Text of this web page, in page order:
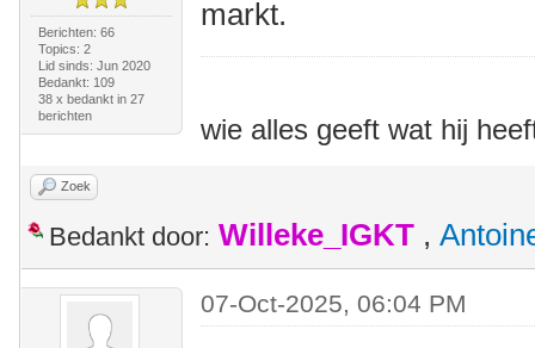
Berichten: 66
Topics: 2
Lid sinds: Jun 2020
Bedankt: 109
38 x bedankt in 27
berichten
markt.
wie alles geeft wat hij
Zoek
Bedankt door: Willeke_IGKT ,
07-Oct-2025, 06:04 PM